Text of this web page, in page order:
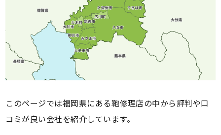
このページでは福岡県にある鞄修理店の中から評判や口
コミが良い会社を紹介しています。